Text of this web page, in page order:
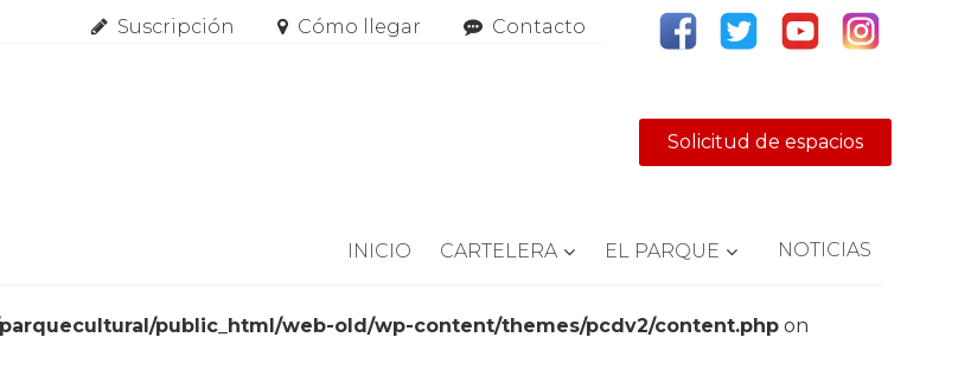
Suscripción Cómo llegar Contacto
Solicitud de espacios
INICIO CARTELERA EL PARQUE NOTICIAS
public_html/web-old/wp-content/themes/pcdv2/content.php on